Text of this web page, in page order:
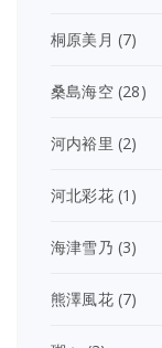
桐原美月 (7)
桑島海空(28)
河内裕里 (2)
河北彩花(1)
海津雪乃 (3)
熊澤風花(7)